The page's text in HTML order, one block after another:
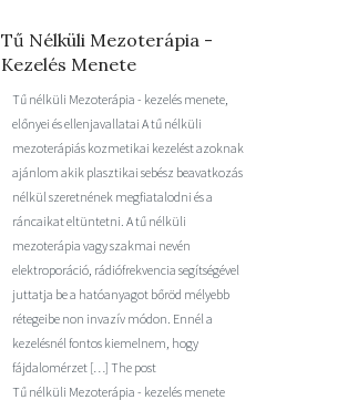
Tű Nélküli Mezoterápia -
Kezelés Menete
Tű nélküli Mezoterápia - kezelés menete,
előnyei és ellenjavallatai A tű nélküli
mezoterápiás kozmetikai kezelést azoknak
ajánlom akik plasztikai sebész beavatkozás
nélkül szeretnének megfiatalodni és a
ráncaikat eltüntetni. A tű nélküli
mezoterápia vagy szakmai nevén
elektroporáció, rádiófrekvencia segítségével
juttatja be a hatóanyagot bőröd mélyebb
rétegeibe non invazív módon. Ennél a
kezelésnél fontos kiemelnem, hogy
fájdalomérzet […] The post
Tű nélküli Mezoterápia - kezelés menete